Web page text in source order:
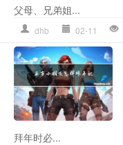
父母、兄弟姐...
dhb 02-11
拜年时必...